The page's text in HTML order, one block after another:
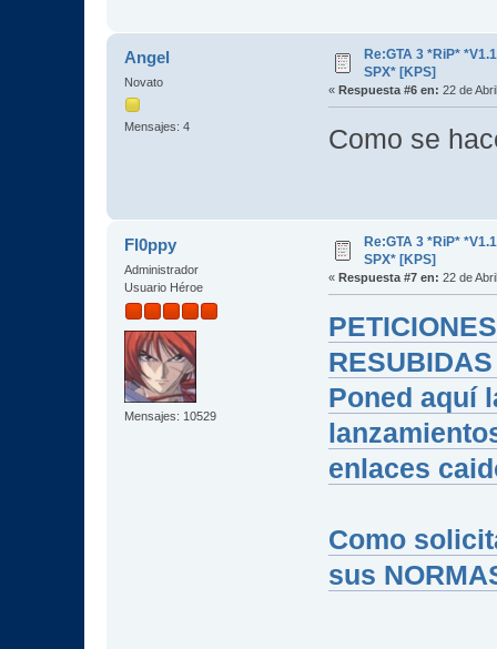
Angel
Novato
Mensajes: 4
Re:GTA 3 *RiP*
SPX* [KPS]
« Respuesta #6 en: 22 de
Como se
Fl0ppy
Administrador
Usuario Héroe
Mensajes: 10529
Re:GTA 3 *RiP*
SPX* [KPS]
« Respuesta #7 en: 22 de
Poned aquí
enlaces
Como
sus